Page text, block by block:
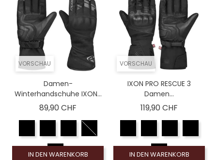
VORSCHAU
Damen-
Winterhandschuhe IXON...
89,90 CHF
IN DEN WARENKORB
VORSCHAU
IXON PRO RESCUE 3
Damen...
119,90 CHF
IN DEN WARENKORB